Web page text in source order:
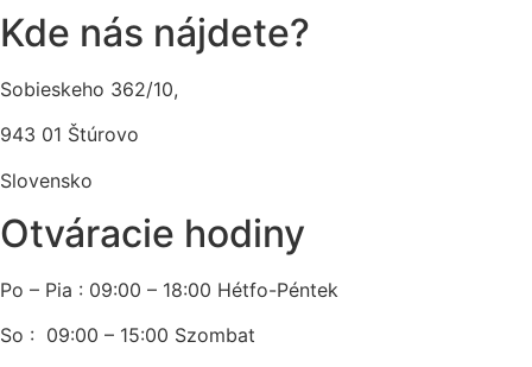
Kde nás nájdete?
Sobieskeho 362/10,
943 01 Štúrovo
Slovensko
Otváracie hodiny
Po – Pia : 09:00 – 18:00 Hétfo-Péntek
So : 09:00 – 15:00 Szombat